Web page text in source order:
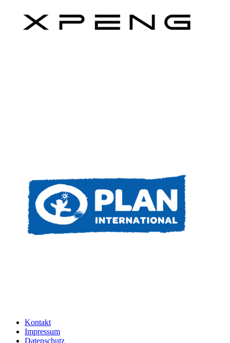
Kontakt
Impressum
Datenschutz